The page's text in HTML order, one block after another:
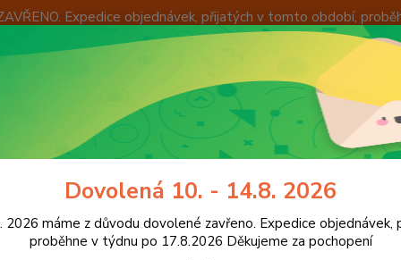
Expedice objednávek, přijatých v tomto období,
OKAMŽITÁ VÝMĚNA ZBOŽÍ
Hledat 8:00 -
Osvětlení vozidel Světlo koncové FT-088 levé s mlhovkou (na kabel)
koncové FT-088 levé s
Dovolená 10. - 14.8. 2026
2026 máme z důvodu dovolené zavřeno. Expedice
proběhne v týdnu po 17.8.2026 Děkujeme za pochopení